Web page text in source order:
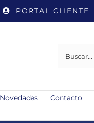
PORTAL CLIENTE
Novedades Contacto